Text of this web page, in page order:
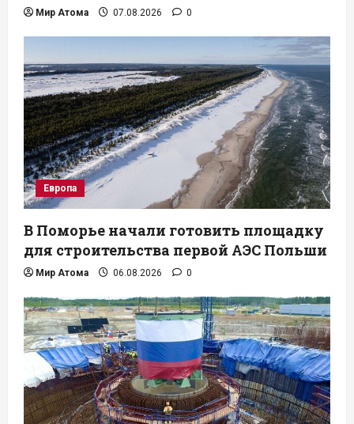
Мир Атома 07.08.2026 0
Европа
В Поморье начали готовить площадку
для строительства первой АЭС Польши
Мир Атома 06.08.2026 0